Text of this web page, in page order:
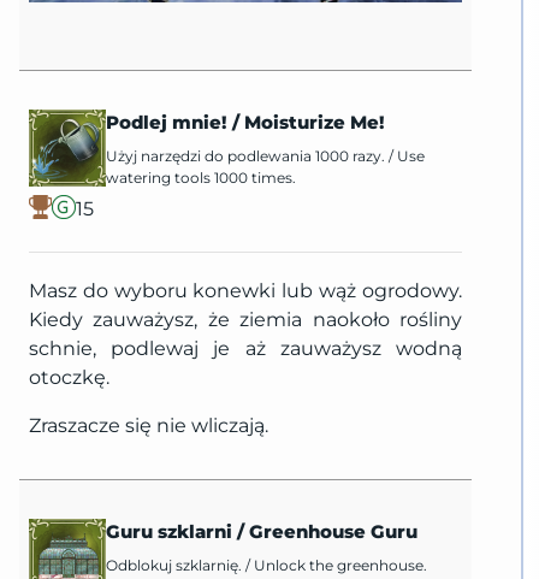
15
Podlej mnie! / Moisturize Me!
Użyj narzędzi do podlewania 1000 razy. / Use
watering tools 1000 times.
Masz do wyboru konewki lub wąż ogrodowy.
Kiedy zauważysz, że ziemia naokoło rośliny
schnie, podlewaj je aż zauważysz wodną
otoczkę.
Zraszacze się nie wliczają.
Guru szklarni /Greenhouse Guru
Odblokuj szklarnię. / Unlock the greenhouse.